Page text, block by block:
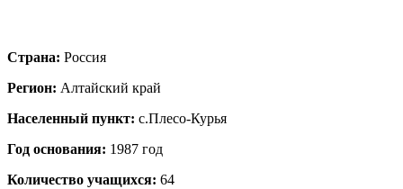
Страна: Россия
Регион: Алтайский край
Населенный пункт: с.Плесо-Курья
Год основания: 1987 год
Количество учащихся: 64